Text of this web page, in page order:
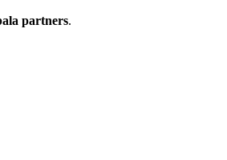
partners.